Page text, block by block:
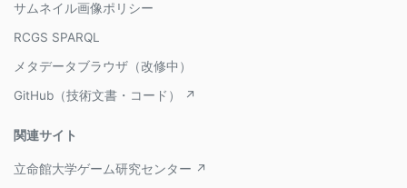
サムネイル画像ポリシー
RCGS SPARQL
メタデータブラウザ（改修中）
GitHub（技術文書・コード） ↗
関連サイト
立命館大学ゲーム研究センター ↗